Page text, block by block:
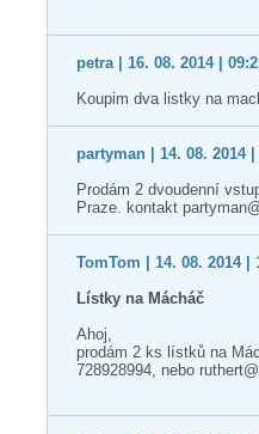
petra | 16. 08. 2014 |
Koupim dva listky na
partyman | 14. 08. 2014 |
Prodám 2 dvoudenní
Praze. kontakt
TomTom | 14. 08. 2014 |
Lístky na Mácháč
Ahoj,
prodám 2 ks lístků na
728928994, nebo